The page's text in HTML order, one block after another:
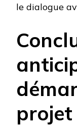
le dialogue
projet